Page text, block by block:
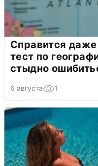
Справится
тест по
стыдно
6 августа 1